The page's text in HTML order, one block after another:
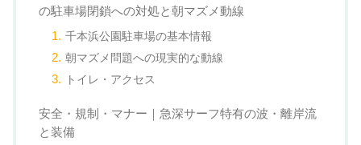
の駐車場閉鎖への対処と朝マズメ動線
千本浜公園駐車場の基本情報
朝マズメ問題への現実的な動線
トイレ・アクセス
安全・規制・マナー｜急深サーフ特有の波・離岸流
と装備